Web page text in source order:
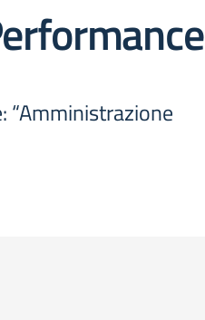
“Amministrazione